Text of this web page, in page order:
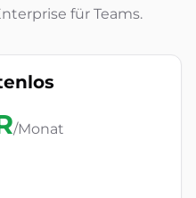
für Teams.
/Monat